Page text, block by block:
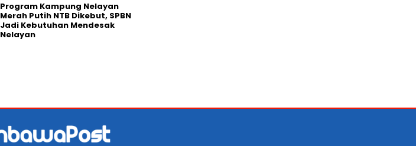
Program Kampung Nelayan
Merah Putih NTB Dikebut, SPBN
Jadi Kebutuhan Mendesak
Nelayan